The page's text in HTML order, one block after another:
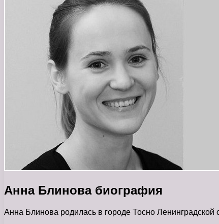
Анна Блинова биография
Анна Блинова родилась в городе Тосно Ленинградской